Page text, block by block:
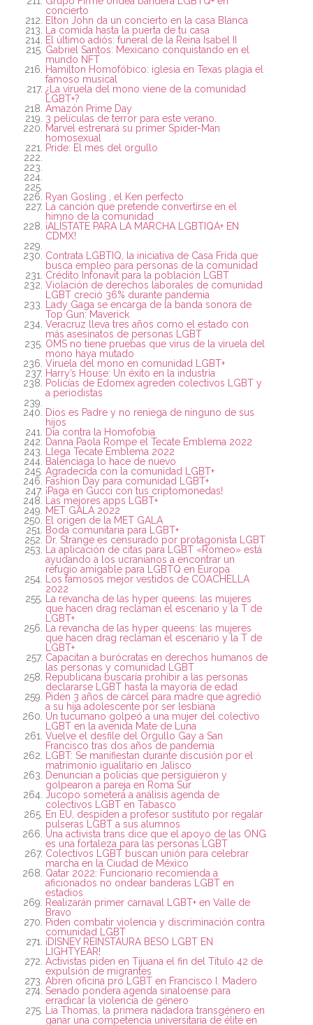
concierto
Elton John da un concierto en la casa Blanca
La comida hasta la puerta de tu casa
El último adiós: funeral de la Reina Isabel II
Gabriel Santos: Mexicano conquistando en el
mundo NFT
Hamilton Homofóbico: iglesia en Texas plagia el
famoso musical
¿La viruela del mono viene de la comunidad
LGBT+?
Amazón Prime Day
3 películas de terror para este verano.
Marvel estrenará su primer Spider-Man
homosexual
Pride: El mes del orgullo
Ryan Gosling , el Ken perfecto
La canción que pretende convertirse en el
himno de la comunidad
¡ALÍSTATE PARA LA MARCHA LGBTIQA+ EN
CDMX!
Contrata LGBTIQ, la iniciativa de Casa Frida que
busca empleo para personas de la comunidad
Crédito Infonavit para la población LGBT
Violación de derechos laborales de comunidad
LGBT creció 36% durante pandemia
Lady Gaga se encarga de la banda sonora de
Top Gun: Maverick
Veracruz lleva tres años como el estado con
más asesinatos de personas LGBT
OMS no tiene pruebas que virus de la viruela del
mono haya mutado
Viruela del mono en comunidad LGBT+
Harry’s House: Un éxito en la industria
Policías de Edomex agreden colectivos LGBT y
a periodistas
Dios es Padre y no reniega de ninguno de sus
hijos
Día contra la Homofobia
Danna Paola Rompe el Tecate Emblema 2022
Llega Tecate Emblema 2022
Balenciaga lo hace de nuevo
Agradecida con la comunidad LGBT+
Fashion Day para comunidad LGBT+
¡Paga en Gucci con tus criptomonedas!
Las mejores apps LGBT+
MET GALA 2022
El origen de la MET GALA
Boda comunitaria para LGBT+
Dr. Strange es censurado por protagonista LGBT
La aplicación de citas para LGBT «Romeo» está
ayudando a los ucranianos a encontrar un
refugio amigable para LGBTQ en Europa
Los famosos mejor vestidos de COACHELLA
2022
La revancha de las hyper queens: las mujeres
que hacen drag reclaman el escenario y la T de
LGBT+
La revancha de las hyper queens: las mujeres
que hacen drag reclaman el escenario y la T de
LGBT+
Capacitan a burócratas en derechos humanos de
las personas y comunidad LGBT
Republicana buscaría prohibir a las personas
declararse LGBT hasta la mayoría de edad
Piden 3 años de cárcel para madre que agredió
a su hija adolescente por ser lesbiana
Un tucumano golpeó a una mujer del colectivo
LGBT en la avenida Mate de Luna
Vuelve el desfile del Orgullo Gay a San
Francisco tras dos años de pandemia
LGBT: Se manifiestan durante discusión por el
matrimonio igualitario en Jalisco
Denuncian a policías que persiguieron y
golpearon a pareja en Roma Sur
Jucopo someterá a análisis agenda de
colectivos LGBT en Tabasco
En EU, despiden a profesor sustituto por regalar
pulseras LGBT a sus alumnos
Una activista trans dice que el apoyo de las ONG
es una fortaleza para las personas LGBT
Colectivos LGBT buscan unión para celebrar
marcha en la Ciudad de México
Qatar 2022: Funcionario recomienda a
aficionados no ondear banderas LGBT en
estadios
Realizarán primer carnaval LGBT+ en Valle de
Bravo
Piden combatir violencia y discriminación contra
comunidad LGBT
¡DISNEY REINSTAURA BESO LGBT EN
LIGHTYEAR!
Activistas piden en Tijuana el fin del Título 42 de
expulsión de migrantes
Abren oficina pro LGBT en Francisco I. Madero
Senado pondera agenda sinaloense para
erradicar la violencia de género
Lia Thomas, la primera nadadora transgénero en
ganar una competencia universitaria de élite en